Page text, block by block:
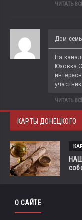
ЧИТАТЬ
Дом
На
ЧИТАТЬ
КАРТЫ ДОНЕЦКОГО
О САЙТЕ